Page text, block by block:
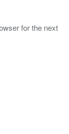
for the next